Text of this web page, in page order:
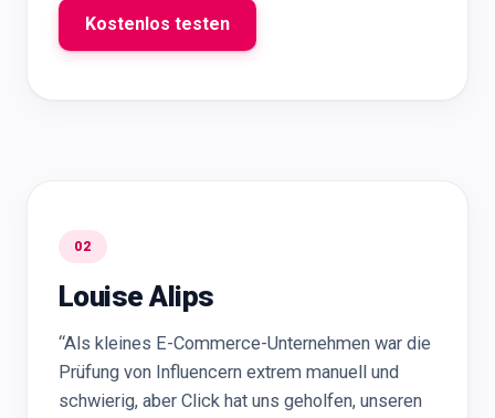
Kostenlos testen
02
Louise Alips
“Als kleines E-Commerce-Unternehmen war die
Prüfung von Influencern extrem manuell und
schwierig, aber Click hat uns geholfen, unseren